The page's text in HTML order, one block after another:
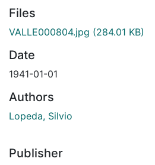
Files
VALLE000804.jpg (284.01 KB)
Date
1941-01-01
Authors
Lopeda, Silvio
Publisher